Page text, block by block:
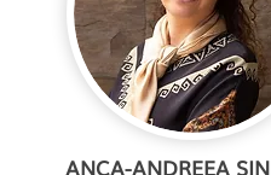
ANCA-ANDREEA